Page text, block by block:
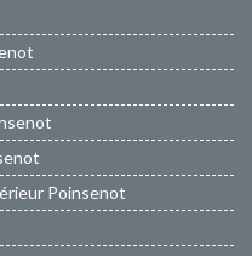
Poinsenot